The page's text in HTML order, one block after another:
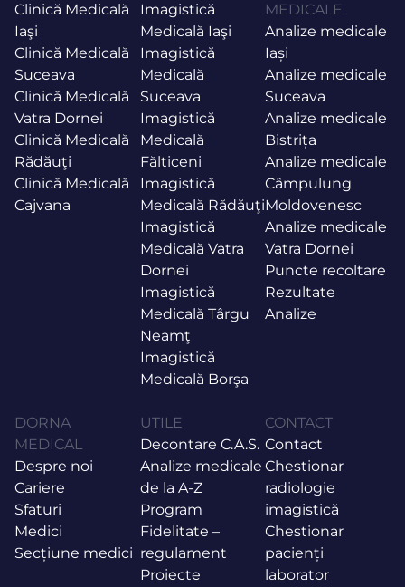
Clinică Medicală
Iaşi
Clinică Medicală
Suceava
Clinică Medicală
Vatra Dornei
Clinică Medicală
Rădăuţi
Clinică Medicală
Cajvana
Imagistică
Medicală Iaşi
Imagistică
Medicală
Suceava
Imagistică
Medicală
Fălticeni
Imagistică
Medicală Rădăuţi
Imagistică
Medicală Vatra
Dornei
Imagistică
Medicală Târgu
Neamţ
Imagistică
Medicală Borşa
MEDICALE
Analize medicale
Iași
Analize medicale
Suceava
Analize medicale
Bistrița
Analize medicale
Câmpulung
Moldovenesc
Analize medicale
Vatra Dornei
Puncte recoltare
Rezultate
Analize
DORNA
MEDICAL
Despre noi
Cariere
Sfaturi
Medici
Secțiune medici
UTILE
Decontare C.A.S.
Analize medicale
de la A-Z
Program
Fidelitate –
regulament
Proiecte
CONTACT
Contact
Chestionar
radiologie
imagistică
Chestionar
pacienți
laborator